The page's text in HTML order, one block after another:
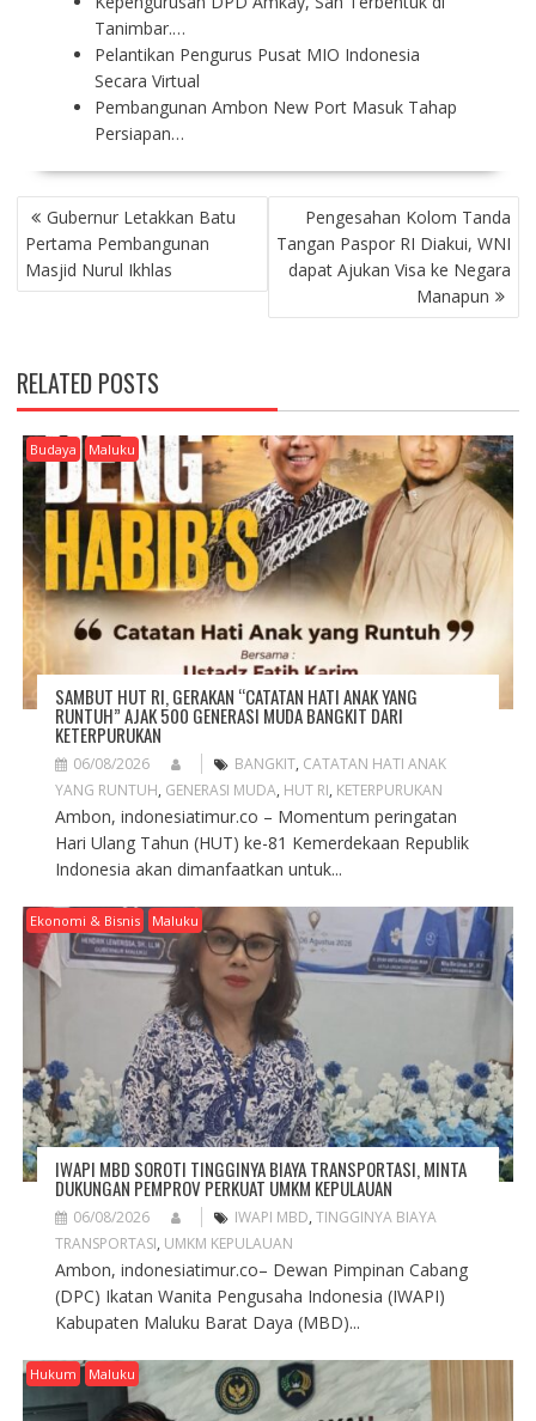
Tanimbar.…
Pelantikan Pengurus Pusat MIO Indonesia
Secara Virtual
Pembangunan Ambon New Port Masuk Tahap
Persiapan…
P
O
S
T
V
I
G
A
T
O
N
Gubernur Letakkan Batu
Pertama Pembangunan
Masjid Nurul Ikhlas
Pengesahan Kolom Tanda
Tangan Paspor RI Diakui, WNI
dapat Ajukan Visa ke Negara
Manapun
RELATED POSTS
Budaya Maluku
SAMBUT HUT RI, GERAKAN “CATATAN HATI ANAK YANG
RUNTUH” AJAK 500 GENERASI MUDA BANGKIT DARI
KETERPURUKAN
06/08/2026 BANGKIT, CATATAN HATI ANAK
YANG RUNTUH, GENERASI MUDA, HUT RI, KETERPURUKAN
Ambon, indonesiatimur.co – Momentum peringatan
Hari Ulang Tahun (HUT) ke-81 Kemerdekaan Republik
Indonesia akan dimanfaatkan untuk...
Ekonomi & Bisnis Maluku
IWAPI MBD SOROTI TINGGINYA BIAYA TRANSPORTASI, MINTA
DUKUNGAN PEMPROV PERKUAT UMKM KEPULAUAN
06/08/2026 IWAPI MBD, TINGGINYA BIAYA
TRANSPORTASI, UMKM KEPULAUAN
Ambon, indonesiatimur.co– Dewan Pimpinan Cabang
(DPC) Ikatan Wanita Pengusaha Indonesia (IWAPI)
Kabupaten Maluku Barat Daya (MBD)...
Hukum Maluku